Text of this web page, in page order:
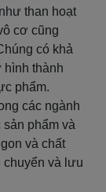
than hoạt
cơ cũng
có khả
hình thành
phẩm.
các ngành
phẩm và
và chất
chuyển và lưu